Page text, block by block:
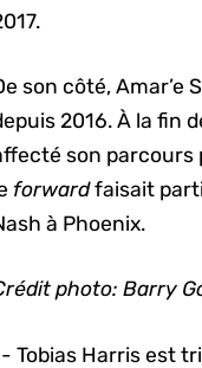
son côté, Amar’e
2016. À la fin
son parcours
forwardfaisait
à Phoenix.
photo: Barry
Tobias Harris est